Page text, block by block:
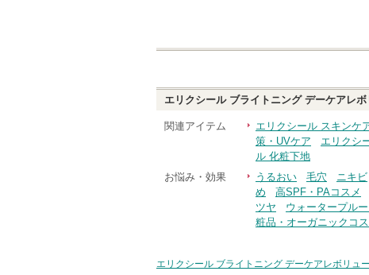
エリクシール ブライトニング デーケアレ
関連アイテム エリクシール スキンケ
策・UVケア
エリクシ
ル 化粧下地
お悩み・効果
うるおい 毛穴 ニキビ
め
高SPF・PAコスメ
ツヤ
ウォータープル
粧品・オーガニックコ
エリクシール ブライトニング デーケアレボリュ